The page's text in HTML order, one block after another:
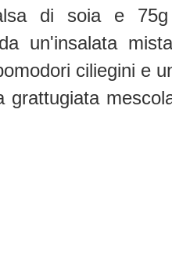
di soia e
un'insalata
ciliegini e
grattugiata